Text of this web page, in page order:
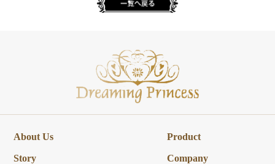
About Us
Story
Product
Company